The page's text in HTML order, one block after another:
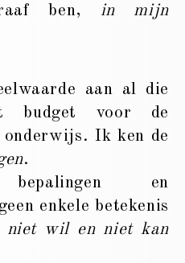
ben, in mijn
aan al die
budget voor de
Ik ken de
.
bepalingen en
enkele betekenis
niet wil en niet kan